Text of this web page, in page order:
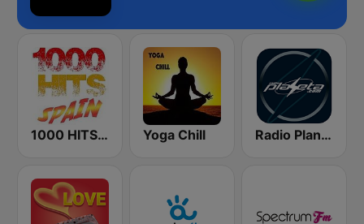
1000 HITS Spain Yoga Chill Radio Planeta